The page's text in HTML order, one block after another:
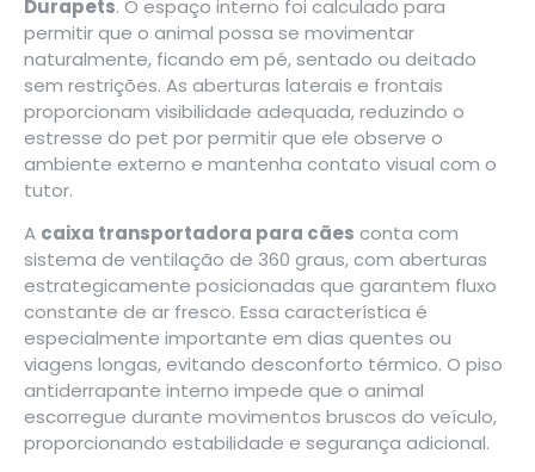
Durapets. O espaço interno foi calculado para
permitir que o animal possa se movimentar
naturalmente, ficando em pé, sentado ou deitado
sem restrições. As aberturas laterais e frontais
proporcionam visibilidade adequada, reduzindo o
estresse do pet por permitir que ele observe o
ambiente externo e mantenha contato visual com o
tutor.
A caixa transportadora para cães conta com
sistema de ventilação de 360 graus, com aberturas
estrategicamente posicionadas que garantem fluxo
constante de ar fresco. Essa característica é
especialmente importante em dias quentes ou
viagens longas, evitando desconforto térmico. O piso
antiderrapante interno impede que o animal
escorregue durante movimentos bruscos do veículo,
proporcionando estabilidade e segurança adicional.